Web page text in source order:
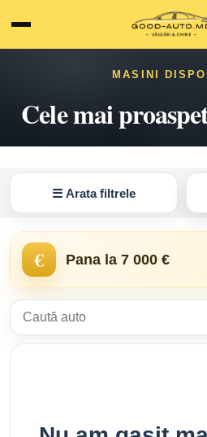
MASINI
Cele mai
☰ Arata filtrele
€ Pana la 7 000 €